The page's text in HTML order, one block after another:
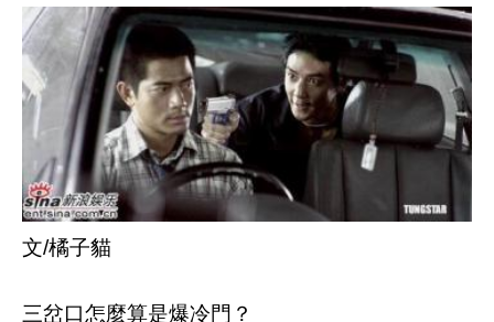
文/橘子貓
三岔口怎麼算是爆冷門？